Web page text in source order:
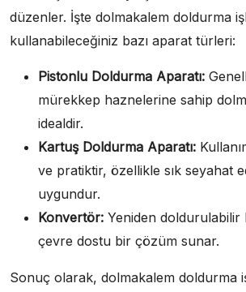
düzenler. İşte dolmakalem doldurma
kullanabileceğiniz bazı aparat türleri:
Pistonlu Doldurma Aparatı:
mürekkep haznelerine sahip
idealdir.
Kartuş Doldurma Aparatı:
ve pratiktir, özellikle sık seyahat
uygundur.
Konvertör: Yeniden doldurulabilir
çevre dostu bir çözüm sunar.
Sonuç olarak, dolmakalem doldurma